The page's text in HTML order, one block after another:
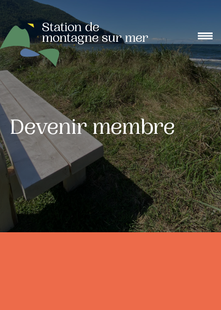
Devenir membre